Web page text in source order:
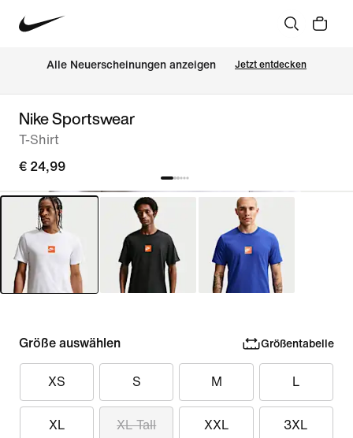
Alle Neuerscheinungen anzeigen Jetzt entdecken
Nike Sportswear
T-Shirt
€ 24,99
Größe auswählen Größentabelle
XS S M L
XL XL Tall XXL 3XL